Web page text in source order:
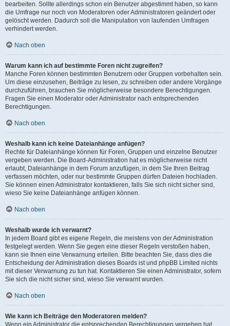
bearbeiten. Sollte allerdings schon ein Benutzer abgestimmt haben, so kann
die Umfrage nur noch von Moderatoren oder Administratoren geändert oder
gelöscht werden. Dadurch soll die Manipulation von laufenden Umfragen
verhindert werden.
Nach oben
Warum kann ich auf bestimmte Foren nicht zugreifen?
Manche Foren können bestimmten Benutzern oder Gruppen vorbehalten sein.
Um diese einzusehen, Beiträge zu lesen, zu schreiben oder andere Vorgänge
durchzuführen, brauchen Sie möglicherweise besondere Berechtigungen.
Fragen Sie einen Moderator oder Administrator nach entsprechenden
Berechtigungen.
Nach oben
Weshalb kann ich keine Dateianhänge anfügen?
Rechte für Dateianhänge können für Foren, Gruppen und einzelne Benutzer
vergeben werden. Die Board-Administration hat es möglicherweise nicht
erlaubt, Dateianhänge in dem Forum anzufügen, in dem Sie Ihren Beitrag
verfassen möchten, oder nur bestimmte Gruppen dürfen Dateien hochladen.
Sie können einen Administrator kontaktieren, falls Sie sich nicht sicher sind,
wieso Sie keine Dateianhänge anfügen können.
Nach oben
Weshalb wurde ich verwarnt?
In jedem Board gibt es eigene Regeln, die meistens von der Administration
festgelegt werden. Wenn Sie gegen eine dieser Regeln verstoßen haben,
kann sie Ihnen eine Verwarnung erteilen. Bitte beachten Sie, dass dies die
Entscheidung der Administration dieses Boards ist und phpBB Limited nichts
mit dieser Verwarnung zu tun hat. Kontaktieren Sie einen Administrator, sofern
Sie sich die nicht sicher sind, wieso Sie verwarnt wurden.
Nach oben
Wie kann ich Beiträge den Moderatoren melden?
Wenn ein Administrator die entsprechenden Berechtigungen vergeben hat,